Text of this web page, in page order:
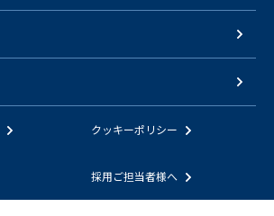
クッキーポリシー
採用ご担当者様へ